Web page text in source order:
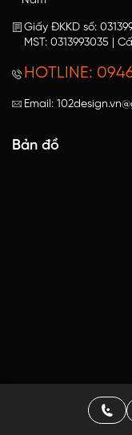
Giấy ĐKKD số:
MST: 0313993035 |
HOTLINE:
Email:
Bản đồ